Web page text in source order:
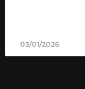
03/01/2026